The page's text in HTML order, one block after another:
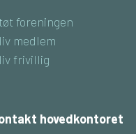
foreningen
medlem
frivillig
hovedkontoret